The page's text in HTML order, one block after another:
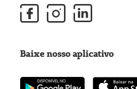
Baixe nosso aplicativo